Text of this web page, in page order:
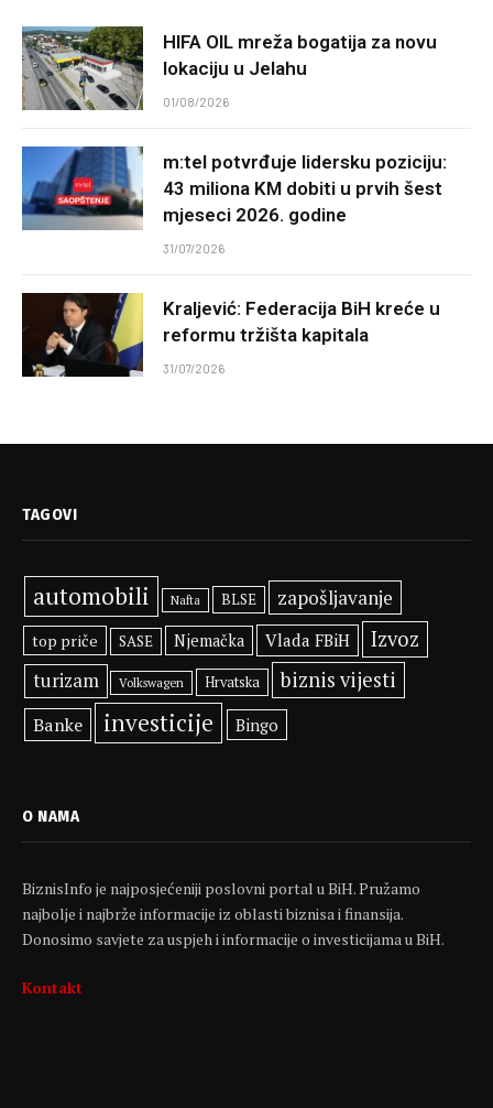
HIFA OIL mreža bogatija za novu
lokaciju u Jelahu
01/08/2026
m:tel potvrđuje lidersku poziciju:
43 miliona KM dobiti u prvih šest
mjeseci 2026. godine
31/07/2026
Kraljević: Federacija BiH kreće u
reformu tržišta kapitala
31/07/2026
TAGOVI
automobili Nafta BLSE zapošljavanje
top priče SASE Njemačka Vlada FBiH Izvoz
turizam Volkswagen Hrvatska biznis vijesti
Banke investicije Bingo
O NAMA
BiznisInfo je najposjećeniji poslovni portal u BiH. Pružamo
najbolje i najbrže informacije iz oblasti biznisa i finansija.
Donosimo savjete za uspjeh i informacije o investicijama u BiH.
Kontakt